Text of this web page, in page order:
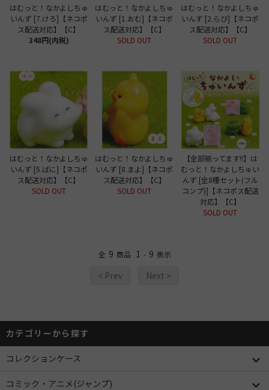
はむっと！なかよしちゅ
いんず [7.けろ]【ネコポ
ス配送対応】【C】
348円(内税)
はむっと！なかよしちゅ
いんず [1.おむ]【ネコポ
ス配送対応】【C】
SOLD OUT
はむっと！なかよしちゅ
いんず [2.らび]【ネコポ
ス配送対応】【C】
SOLD OUT
はむっと！なかよしちゅ
いんず [5.ばに]【ネコポ
ス配送対応】【C】
SOLD OUT
はむっと！なかよしちゅ
いんず [8.まよ]【ネコポ
ス配送対応】【C】
SOLD OUT
【全部揃ってます!!】は
むっと！なかよしちゅい
んず [全8種セット(フル
コンプ)]【ネコポス配送
対応】【C】
SOLD OUT
全 9 商品 1 - 9 表示
< Prev Next >
カテゴリーから探す
コレクションケース
コミック・アニメ(ジャンプ)